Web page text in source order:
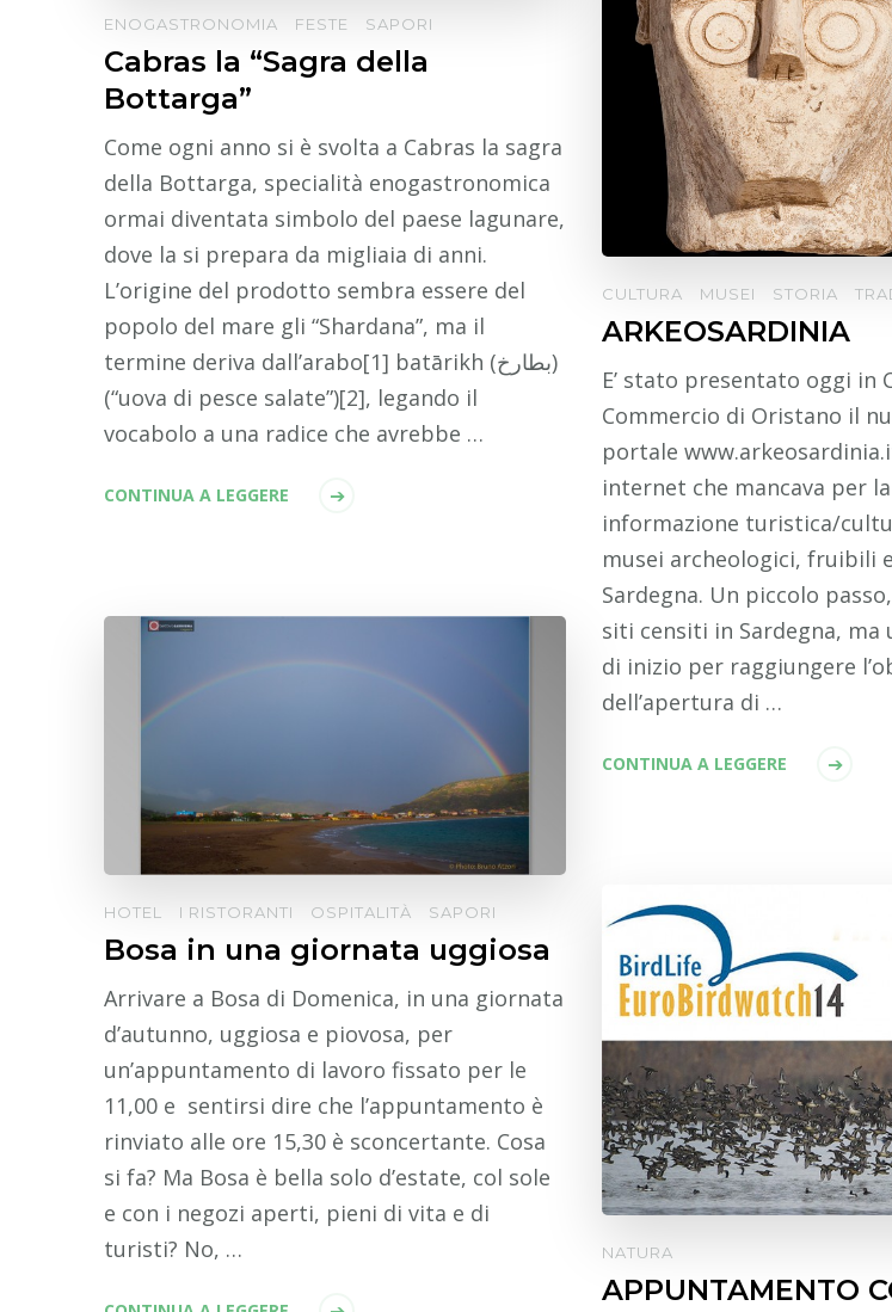
ENOGASTRONOMIA FESTE SAPORI
Cabras la “Sagra della
Bottarga”
Come ogni anno si è svolta a Cabras la sagra
della Bottarga, specialità enogastronomica
ormai diventata simbolo del paese lagunare,
dove la si prepara da migliaia di anni.
L’origine del prodotto sembra essere del
popolo del mare gli “Shardana”, ma il
termine deriva dall’arabo[1] batārikh (بطارخ)
(“uova di pesce salate”)[2], legando il
vocabolo a una radice che avrebbe …
CONTINUA A LEGGERE
CULTURA MUSEI STORIA
ARKEOSARDINIA
E’ stato presentato oggi in
Commercio di Oristano il
portale
internet che mancava per
informazione turistica/
musei archeologici, fruibili
Sardegna. Un piccolo
siti censiti in Sardegna, ma
di inizio per raggiungere
dell’apertura di …
CONTINUA A LEGGERE
HOTEL I RISTORANTI OSPITALITÀ SAPORI
Bosa in una giornata uggiosa
Arrivare a Bosa di Domenica, in una giornata
d’autunno, uggiosa e piovosa, per
un’appuntamento di lavoro fissato per le
11,00 e sentirsi dire che l’appuntamento è
rinviato alle ore 15,30 è sconcertante. Cosa
si fa? Ma Bosa è bella solo d’estate, col sole
e con i negozi aperti, pieni di vita e di
turisti? No, …
NATURA
APPUNTAMENTO